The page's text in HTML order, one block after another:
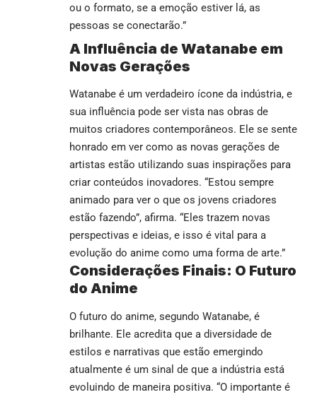
ou o formato, se a emoção estiver lá, as
pessoas se conectarão.”
A Influência de Watanabe em
Novas Gerações
Watanabe é um verdadeiro ícone da indústria, e
sua influência pode ser vista nas obras de
muitos criadores contemporâneos. Ele se sente
honrado em ver como as novas gerações de
artistas estão utilizando suas inspirações para
criar conteúdos inovadores. “Estou sempre
animado para ver o que os jovens criadores
estão fazendo”, afirma. “Eles trazem novas
perspectivas e ideias, e isso é vital para a
evolução do anime como uma forma de arte.”
Considerações Finais: O Futuro
do Anime
O futuro do anime, segundo Watanabe, é
brilhante. Ele acredita que a diversidade de
estilos e narrativas que estão emergindo
atualmente é um sinal de que a indústria está
evoluindo de maneira positiva. “O importante é